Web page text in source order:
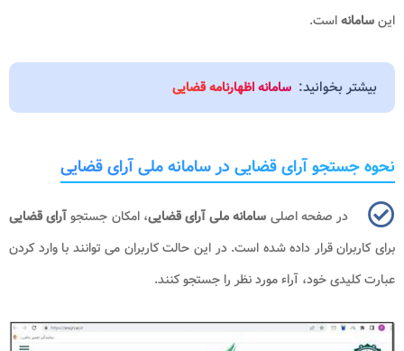
اینسامانهاست.
بیشتر بخوانید: سامانه اظهارنامه قضایی
نحوه جستجو آرای قضایی در سامانه ملی آرای قضایی
در صفحه اصلی سامانه ملی آرای قضایی، امکان جستجوآرای قضایی
برای کاربران قرار داده شده است. در این حالت کاربران می توانند با وارد کردن
عبارت کلیدی خود، آراء مورد نظر را جستجو کنند.